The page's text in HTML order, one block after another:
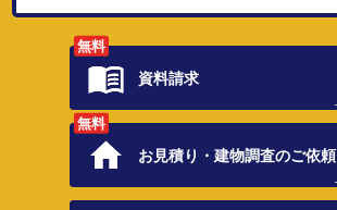
無料
資料請求
無料
お見積り・建物調査のご依頼